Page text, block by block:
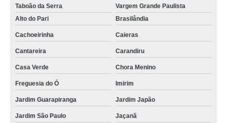
Taboão da Serra
Vargem Grande Paulista
Alto do Pari
Brasilândia
Cachoeirinha Caieras
Cantareira Carandiru
Casa Verde Chora Menino
Freguesia do Ó Imirim
Jardim Guarapiranga Jardim Japão
Jardim São Paulo Jaçanã